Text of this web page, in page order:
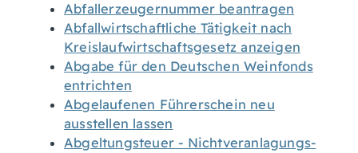
Abfallerzeugernummer beantragen
Abfallwirtschaftliche Tätigkeit nach
Kreislaufwirtschaftsgesetz anzeigen
Abgabe für den Deutschen Weinfonds
entrichten
Abgelaufenen Führerschein neu
ausstellen lassen
Abgeltungsteuer - Nichtveranlagungs-